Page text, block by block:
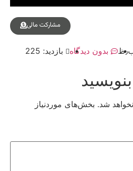
مشارکت مالی
بدون دیدگاه بازدید: 225
شد. بخش‌های موردنیاز